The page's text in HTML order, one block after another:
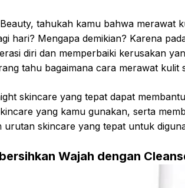
tahukah kamu bahwa merawat
hari? Mengapa demikian? Karena
diri dan memperbaiki kerusakan
tahu bagaimana cara merawat kulit
skincare yang tepat dapat
yang kamu gunakan, serta
urutan skincare yang tepat untuk
Wajah dengan